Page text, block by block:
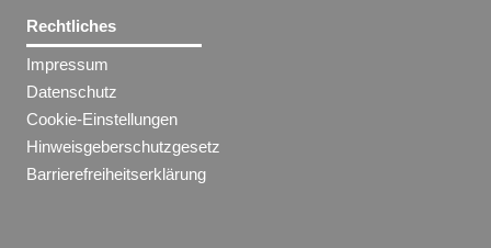
Rechtliches
Impressum
Datenschutz
Cookie-Einstellungen
Hinweisgeberschutzgesetz
Barrierefreiheitserklärung